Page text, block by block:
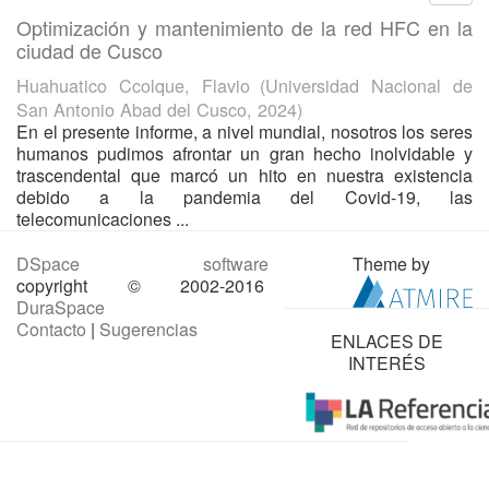
Optimización y mantenimiento de la red HFC en la
ciudad de Cusco
Huahuatico Ccolque, Flavio (Universidad Nacional de
San Antonio Abad del Cusco, 2024)
En el presente informe, a nivel mundial, nosotros los seres
humanos pudimos afrontar un gran hecho inolvidable y
trascendental que marcó un hito en nuestra existencia
debido a la pandemia del Covid-19, las
telecomunicaciones ...
DSpace software
copyright © 2002-2016
DuraSpace
Contacto | Sugerencias
Theme by
ENLACES DE
INTERÉS